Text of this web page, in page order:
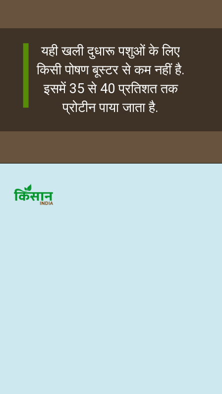
यही खली दुधारू पशुओं के लिए
किसी पोषण बूस्टर से कम नहीं है.
इसमें 35 से 40 प्रतिशत तक